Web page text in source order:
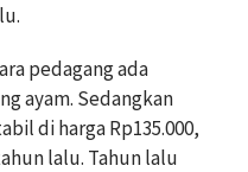
pedagang ada
ayam. Sedangkan
di harga Rp135.000,
lalu. Tahun lalu